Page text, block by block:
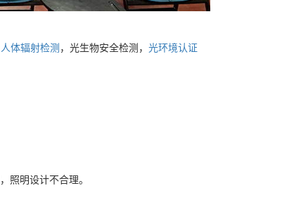
人体辐射检测 ，光生物安全检测， 光环境认证
照明设计不合理。